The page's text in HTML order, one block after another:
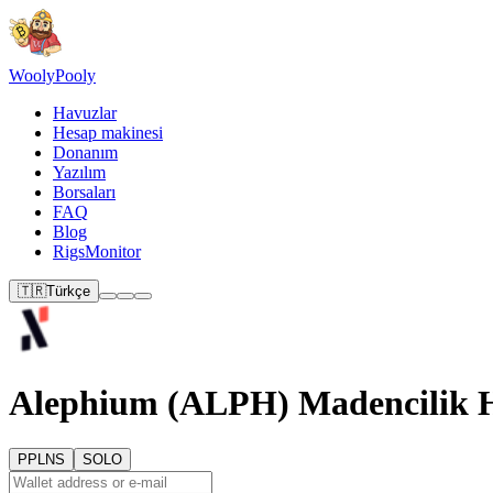
WoolyPooly
Havuzlar
Hesap makinesi
Donanım
Yazılım
Borsaları
FAQ
Blog
RigsMonitor
🇹🇷Türkçe
Alephium (ALPH) Madencilik
PPLNS SOLO